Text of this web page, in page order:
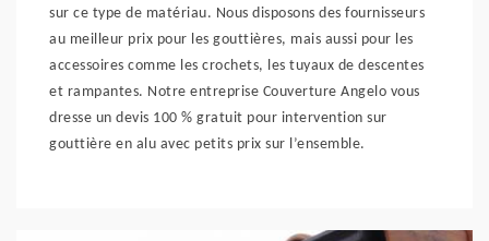
sur ce type de matériau. Nous disposons des fournisseurs
au meilleur prix pour les gouttières, mais aussi pour les
accessoires comme les crochets, les tuyaux de descentes
et rampantes. Notre entreprise Couverture Angelo vous
dresse un devis 100 % gratuit pour intervention sur
gouttière en alu avec petits prix sur l’ensemble.